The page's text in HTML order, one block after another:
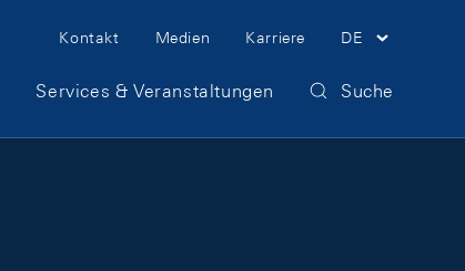
Meta Navigation
Kontakt Medien Karriere DE
Services & Veranstaltungen Suche